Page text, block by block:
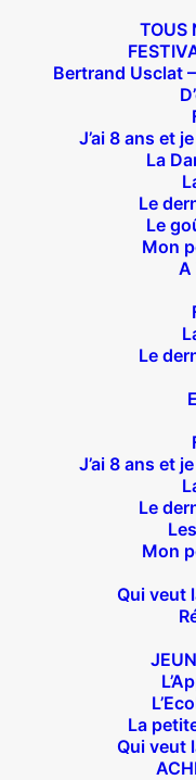
TOUS
Bertrand Usclat
J’ai 8 ans et
La
Le
Le
Mon
A
Le
J’ai 8 ans et
Le
Mon
Qui veut
La
Qui veut
Théâtre
14 bis rue Sainte
Joffrin /
Le